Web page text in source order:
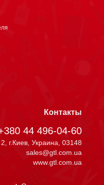
Контакты
44 496-04-60
г.Киев, Украина, 03148
sales@gtl.com.ua
www.gtl.com.ua